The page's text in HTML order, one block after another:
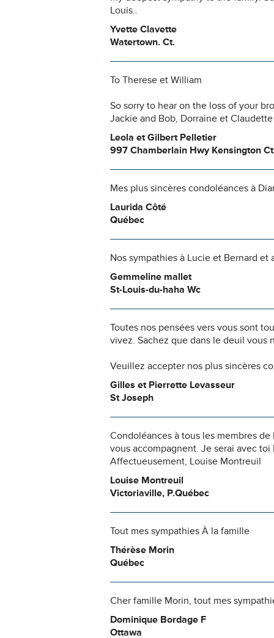
Louis..
Yvette Clavette
Watertown. Ct.
To Therese et William
So sorry to hear on the loss of your
Jackie and Bob, Dorraine et
Leola et Gilbert Pelletier
997 Chamberlain Hwy Kensington
Mes plus sincères condoléances à
Laurida Côté
Québec
Nos sympathies à Lucie et Bernard
Gemmeline mallet
St-Louis-du-haha Wc
Toutes nos pensées vers vous sont
vivez. Sachez que dans le deuil vous
Veuillez accepter nos plus sincères
Gilles et Pierrette Levasseur
St Joseph
Condoléances à tous les membres
vous accompagnent. Je serai avec
Affectueusement, Louise Montreuil
Louise Montreuil
Victoriaville, P.Québec
Tout mes sympathies À la famille
Thérèse Morin
Québec
Cher famille Morin, tout mes
Dominique Bordage F
Ottawa